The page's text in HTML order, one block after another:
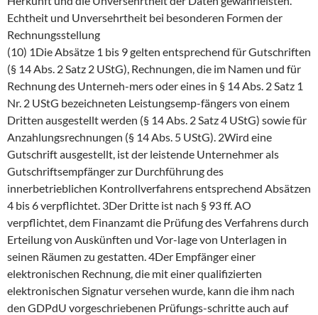
Echtheit und Unversehrtheit bei besonderen Formen der
Rechnungsstellung
(10) 1Die Absätze 1 bis 9 gelten entsprechend für Gutschriften
(§ 14 Abs. 2 Satz 2 UStG), Rechnungen, die im Namen und für
Rechnung des Unterneh-mers oder eines in § 14 Abs. 2 Satz 1
Nr. 2 UStG bezeichneten Leistungsemp-fängers von einem
Dritten ausgestellt werden (§ 14 Abs. 2 Satz 4 UStG) sowie für
Anzahlungsrechnungen (§ 14 Abs. 5 UStG). 2Wird eine
Gutschrift ausgestellt, ist der leistende Unternehmer als
Gutschriftsempfänger zur Durchführung des
innerbetrieblichen Kontrollverfahrens entsprechend Absätzen
4 bis 6 verpflichtet. 3Der Dritte ist nach § 93 ff. AO
verpflichtet, dem Finanzamt die Prüfung des Verfahrens durch
Erteilung von Auskünften und Vor-lage von Unterlagen in
seinen Räumen zu gestatten. 4Der Empfänger einer
elektronischen Rechnung, die mit einer qualifizierten
elektronischen Signatur versehen wurde, kann die ihm nach
den GDPdU vorgeschriebenen Prüfungs-schritte auch auf